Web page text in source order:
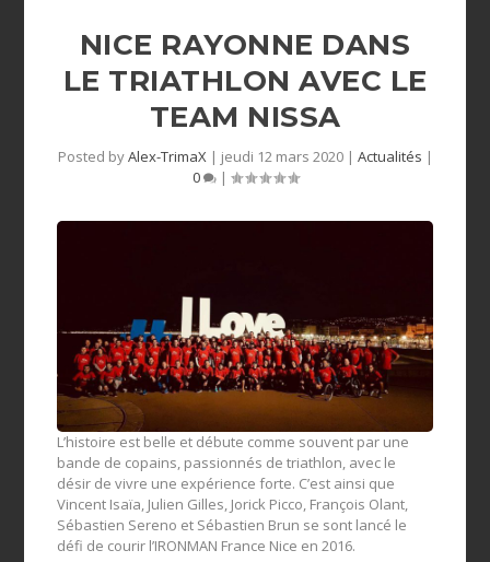
NICE RAYONNE DANS
LE TRIATHLON AVEC LE
TEAM NISSA
Posted byAlex-TrimaX | jeudi 12 mars 2020| Actualités |
0
|
L’histoire est belle et débute comme souvent par une
bande de copains, passionnés de triathlon, avec le
désir de vivre une expérience forte. C’est ainsi que
Vincent Isaïa, Julien Gilles, Jorick Picco, François Olant,
Sébastien Sereno et Sébastien Brun se sont lancé le
défi de courir l’IRONMAN France Nice en 2016.